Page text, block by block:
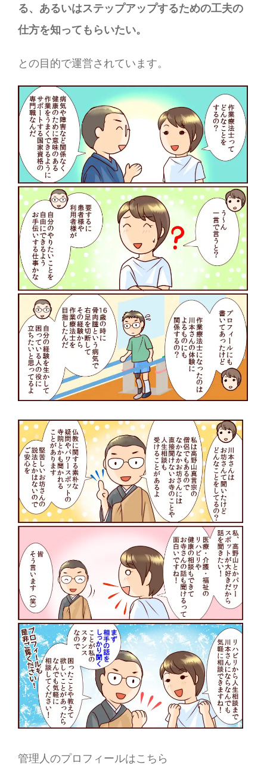
る、あるいはステップアップするための工夫の
仕方を知ってもらいたい。
との目的で運営されています。
管理人のプロフィールはこちら